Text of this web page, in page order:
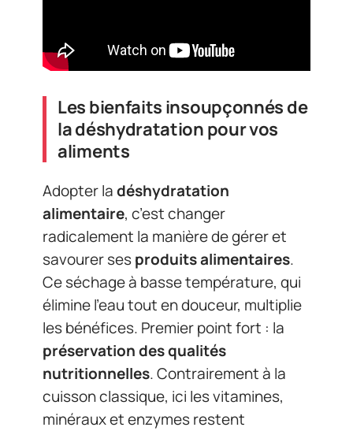
Les bienfaits insoupçonnés de
la déshydratation pour vos
aliments
Adopter ladéshydratation
alimentaire, c’est changer
radicalement la manière de gérer et
savourer sesproduits alimentaires.
Ce séchage à basse température, qui
élimine l’eau tout en douceur, multiplie
les bénéfices. Premier point fort : la
préservation des qualités
nutritionnelles. Contrairement à la
cuisson classique, ici les vitamines,
minéraux et enzymes restent